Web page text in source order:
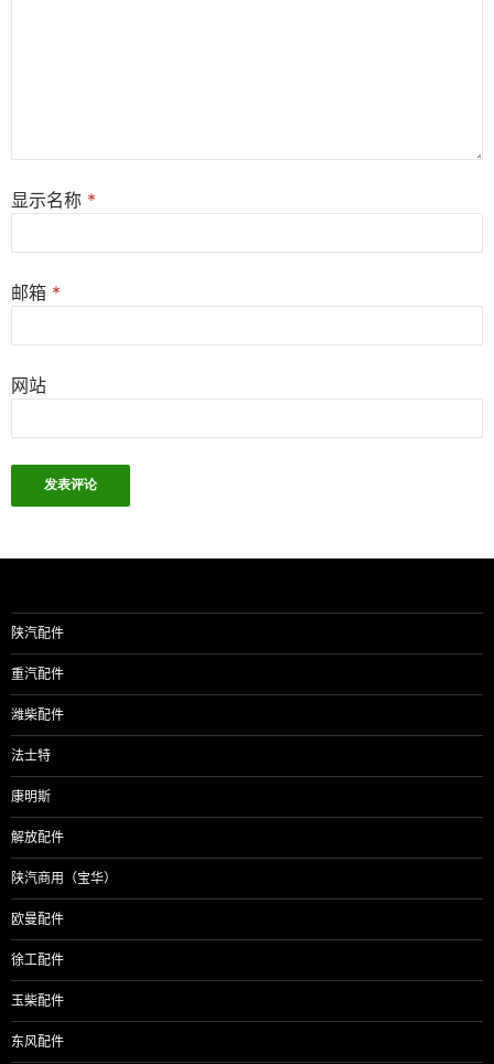
显示名称 *
邮箱 *
网站
陕汽配件
重汽配件
潍柴配件
法士特
康明斯
解放配件
陕汽商用（宝华）
欧曼配件
徐工配件
玉柴配件
东风配件